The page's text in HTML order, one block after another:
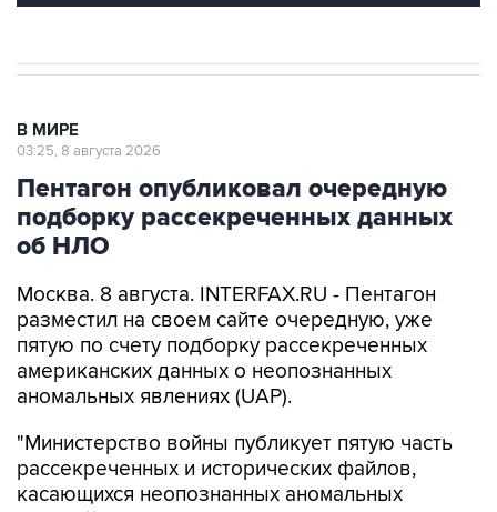
Пентагон опубликовал очередную
подборку рассекреченных данных
об НЛО
Москва. 8 августа. INTERFAX.RU - Пентагон
пятую по счету подборку рассекреченных
американских данных о неопознанных
аномальных явлениях (UAP).
"Министерство войны публикует пятую часть
касающихся неопознанных аномальных
явлений (...). Коллекция по-прежнему
размещена на сайте WAR.GOV/UFO, и